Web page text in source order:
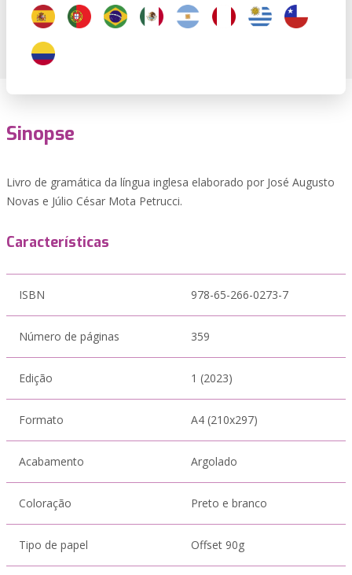
Sinopse
Livro de gramática da língua inglesa elaborado por José Augusto
Novas e Júlio César Mota Petrucci.
Características
ISBN 978-65-266-0273-7
Número de páginas 359
Edição 1 (2023)
Formato A4 (210x297)
Acabamento Argolado
Coloração Preto e branco
Tipo de papel Offset 90g